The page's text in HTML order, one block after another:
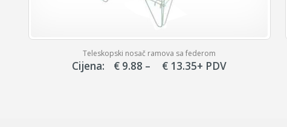
Teleskopski nosač ramova sa federom
Cijena: € 9.88 – € 13.35Price
+ PDV